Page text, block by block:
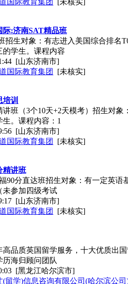
际:济南SAT精品班
招生对象：有志进入美国综合排名
的学生。课程内容
[山东济南市]
国际教育集团
[未核实]
训
讲班（3个10天+2天模考）招生对
生。课程内容：1
[山东济南市]
国际教育集团
[未核实]
精讲班
90分直达班招生对象：有一定英
未参加四级考试
[山东济南市]
国际教育集团
[未核实]
高品质英国留学服务，十大优质出
历海归顾问团队
[黑龙江哈尔滨市]
(留学)信息咨询有限公司(哈尔滨公司